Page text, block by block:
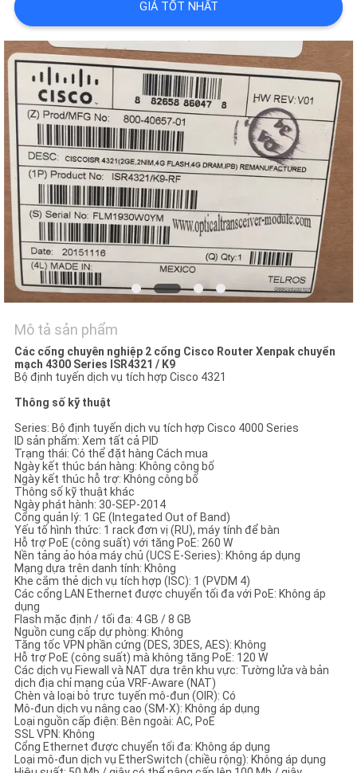
LIÊN
HỆ
VỚI
CHÚNG
TÔI
TIN
TỨC
CÁC
VỤ
ÁN
SITEMAP
CHÍNH
SÁCH
BẢO
MẬT
GIÁ TỐT NHẤT
Mô tả sản phẩm
Các cổng chuyên nghiệp 2 cổng Cisco Router Xenpak chuyển
mạch 4300 Series ISR4321 / K9
Bộ định tuyến dịch vụ tích hợp Cisco 4321
Thông số kỹ thuật
Series: Bộ định tuyến dịch vụ tích hợp Cisco 4000 Series
ID sản phẩm: Xem tất cả PID
Trạng thái: Có thể đặt hàng Cách mua
Ngày kết thúc bán hàng: Không công bố
Ngày kết thúc hỗ trợ: Không công bố
Thông số kỹ thuật khác
Ngày phát hành: 30-SEP-2014
Cổng quản lý: 1 GE (Integated Out of Band)
Yếu tố hình thức: 1 rack đơn vị (RU), máy tính để bàn
Hỗ trợ PoE (công suất) với tăng PoE: 260 W
Nền tảng ảo hóa máy chủ (UCS E-Series): Không áp dụng
Mạng dựa trên danh tính: Không
Khe cắm thẻ dịch vụ tích hợp (ISC): 1 (PVDM 4)
Các cổng LAN Ethernet được chuyển tối đa với PoE: Không áp
dụng
Flash mặc định / tối đa: 4 GB / 8 GB
Nguồn cung cấp dự phòng: Không
Tăng tốc VPN phần cứng (DES, 3DES, AES): Không
Hỗ trợ PoE (công suất) mà không tăng PoE: 120 W
Các dịch vụ Fiewall và NAT dựa trên khu vực: Tường lửa và bản
dịch địa chỉ mạng của VRF-Aware (NAT)
Chèn và loại bỏ trực tuyến mô-đun (OIR): Có
Mô-đun dịch vụ nâng cao (SM-X): Không áp dụng
Loại nguồn cấp điện: Bên ngoài: AC, PoE
SSL VPN: Không
Cổng Ethernet được chuyển tối đa: Không áp dụng
Loại mô-đun dịch vụ EtherSwitch (chiều rộng): Không áp dụng